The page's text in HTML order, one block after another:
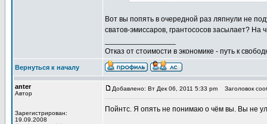
Вот вы попять в очередной раз ляпнули не
сватов-эмиссаров, грантососов засылает? На
Отказ от стоимости в экономике - путь к
Вернуться к началу
anter
Автор
Зарегистрирован:
19.09.2008
Добавлено: Вт Дек 06, 2011 5:33 pm Заголовок
Пойнтс. Я опять не понимаю о чём вы. Вы не